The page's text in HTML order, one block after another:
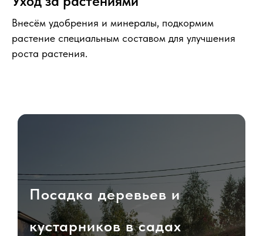
Внесём удобрения и минералы, подкормим
растение специальным составом для улучшения
роста растения.
Посадка деревьев и
кустарников в садах